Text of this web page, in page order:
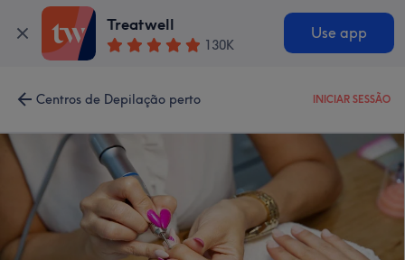
Treatwell
130K
Use app
Centros de Depilação perto INICIAR SESSÃO